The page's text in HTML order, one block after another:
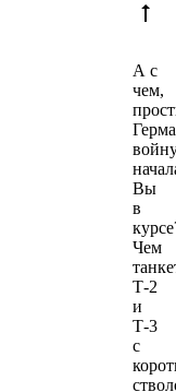
А с
чем,
Вы
в
Чем
Т-2
и
Т-3
с